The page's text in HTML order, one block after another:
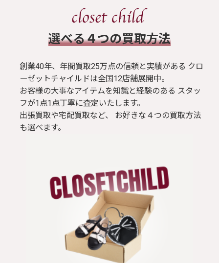
ブラウス / シャツ
トップス
Tシャツ
アクセサリー/小物
​選べる４つの買取方法
創業40年、年間買取25万点の信頼と実績がある クロ
ーゼットチャイルドは全国12店舗展開中。
お客様の大事なアイテムを知識と経験のある スタッ
フが1点1点丁寧に査定いたします。
出張買取や宅配買取など、 お好きな４つの買取方法
も選べます。